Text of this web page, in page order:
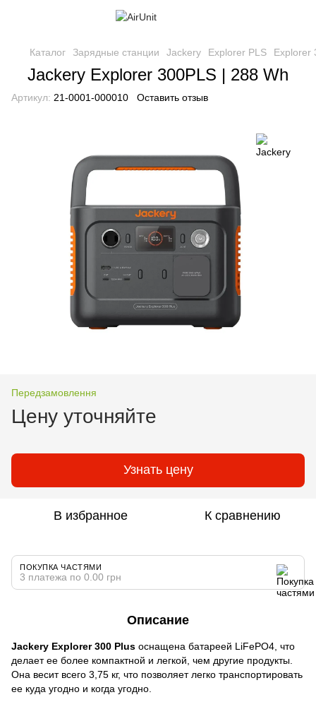
Каталог Зарядные станции Jackery Explorer PLS Explorer
Jackery Explorer 300PLS | 288 Wh
Артикул: 21-0001-000010 Оставить отзыв
Передзамовлення
Цену уточняйте
Узнать цену
В избранное К сравнению
ПОКУПКА ЧАСТЯМИ
3 платежа по 0.00 грн
Описание
Jackery Explorer 300 Plus оснащена батареей LiFePO4, что
делает ее более компактной и легкой, чем другие продукты.
Она весит всего 3,75 кг, что позволяет легко транспортировать
ее куда угодно и когда угодно.